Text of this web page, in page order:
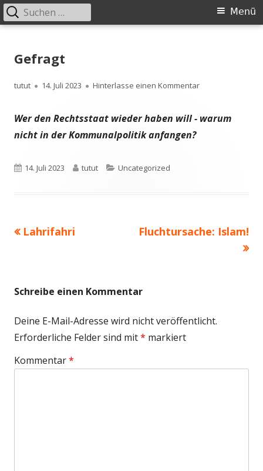
zum
Primäres
Menü
Suchen
nach:
Gefragt
Autor
tutut
Veröffentlicht
14. Juli 2023 Hinterlasse einen Kommentarzu Gefragt
Wer den Rechtsstaat wieder haben will - warum
nicht in der Kommunalpolitik anfangen?
Veröffentlicht
14. Juli 2023 Autor
tutut Kategorien
Uncategorized
Beitragsnavigation
Vorheriger
Lahrifahri
Nächster
Fluchtursache: Islam!
Schreibe einen Kommentar
Deine E-Mail-Adresse wird nicht veröffentlicht.
Erforderliche Felder sind mit* markiert
Kommentar*